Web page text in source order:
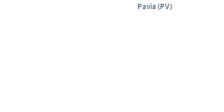
Pavia (PV)